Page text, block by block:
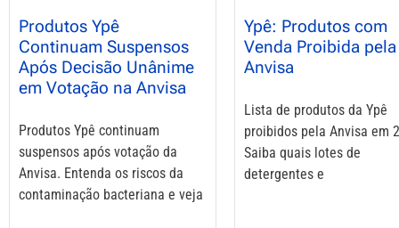
Produtos Ypê
Continuam Suspensos
Após Decisão Unânime
em Votação na Anvisa
Produtos Ypê continuam
suspensos após votação da
Anvisa. Entenda os riscos da
contaminação bacteriana e veja
Ypê: Produtos com
Venda Proibida pela
Anvisa
Lista de produtos da Ypê
proibidos pela Anvisa em
Saiba quais lotes de
detergentes e